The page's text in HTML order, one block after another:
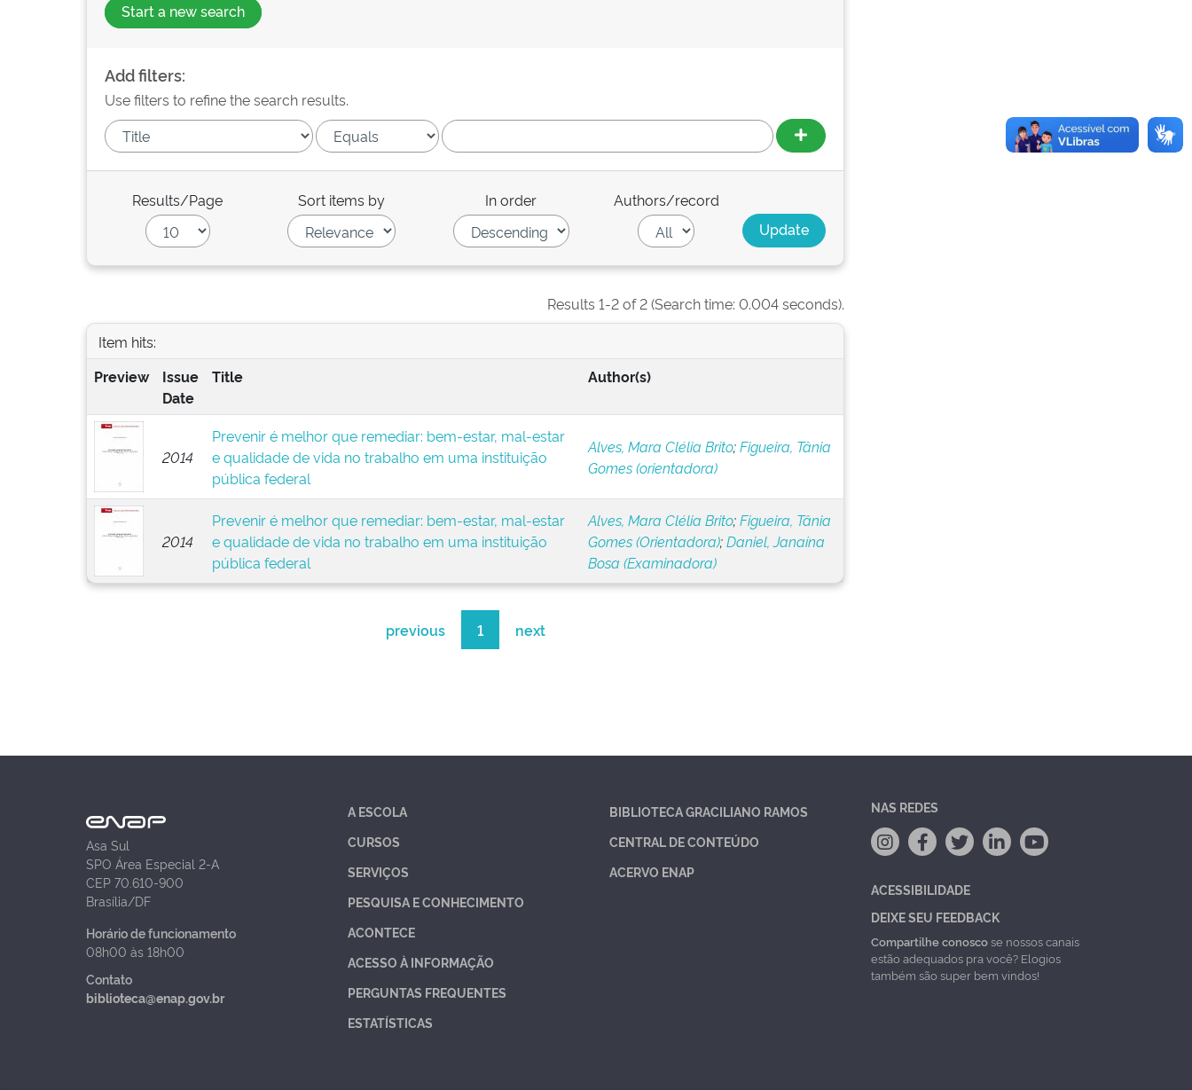
Start a new search
Add filters:
Use filters to refine the search results.
Results/Page Sort items by In order Authors/record
Results 1-2 of 2 (Search time: 0.004 seconds).
Item hits:
Preview
Issue
Date
Title Author(s)
2014
Prevenir é melhor que remediar: bem-estar, mal-estar
e qualidade de vida no trabalho em uma instituição
pública federal
Alves, Mara Clélia Brito;Figueira, Tânia
Gomes (orientadora)
2014
Prevenir é melhor que remediar: bem-estar, mal-estar
e qualidade de vida no trabalho em uma instituição
pública federal
Alves, Mara Clélia Brito;Figueira, Tânia
Gomes (Orientadora);Daniel, Janaína
Bosa (Examinadora)
previous 1 next
Asa Sul
SPO Área Especial 2-A
CEP 70.610-900
Brasília/DF
Horário de funcionamento
08h00 às 18h00
Contato
biblioteca@enap.gov.br
A ESCOLA
CURSOS
SERVIÇOS
PESQUISA E CONHECIMENTO
ACONTECE
ACESSO À INFORMAÇÃO
PERGUNTAS FREQUENTES
ESTATÍSTICAS
BIBLIOTECA GRACILIANO RAMOS
CENTRAL DE CONTEÚDO
ACERVO ENAP
NAS REDES
ACESSIBILIDADE
DEIXE SEU FEEDBACK
Compartilhe conoscose nossos canais
estão adequados pra você? Elogios
também são super bem vindos!